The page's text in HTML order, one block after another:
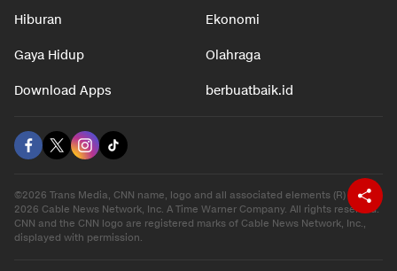
Hiburan Ekonomi
Gaya Hidup Olahraga
Download Apps berbuatbaik.id
©2026 Trans Media, CNN name, logo and all associated elements (R) and ©
2026 Cable News Network, Inc. A Time Warner Company. All rights reserved.
CNN and the CNN logo are registered marks of Cable News Network, Inc.,
displayed with permission.